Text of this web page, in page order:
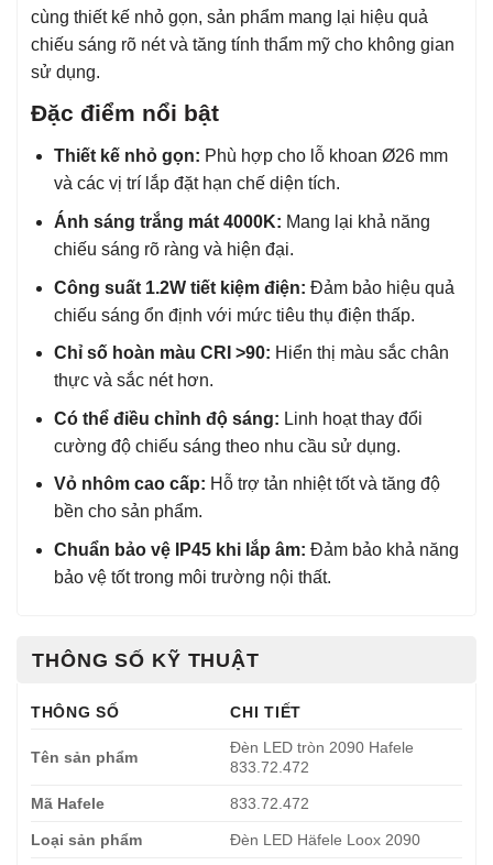
cùng thiết kế nhỏ gọn, sản phẩm mang lại hiệu quả
chiếu sáng rõ nét và tăng tính thẩm mỹ cho không gian
sử dụng.
Đặc điểm nổi bật
Thiết kế nhỏ gọn: Phù hợp cho lỗ khoan Ø26 mm
và các vị trí lắp đặt hạn chế diện tích.
Ánh sáng trắng mát 4000K: Mang lại khả năng
chiếu sáng rõ ràng và hiện đại.
Công suất 1.2W tiết kiệm điện: Đảm bảo hiệu quả
chiếu sáng ổn định với mức tiêu thụ điện thấp.
Chỉ số hoàn màu CRI >90: Hiển thị màu sắc chân
thực và sắc nét hơn.
Có thể điều chỉnh độ sáng: Linh hoạt thay đổi
cường độ chiếu sáng theo nhu cầu sử dụng.
Vỏ nhôm cao cấp: Hỗ trợ tản nhiệt tốt và tăng độ
bền cho sản phẩm.
Chuẩn bảo vệ IP45 khi lắp âm: Đảm bảo khả năng
bảo vệ tốt trong môi trường nội thất.
THÔNG SỐ KỸ THUẬT
THÔNG SỐ CHI TIẾT
Tên sản phẩm
Đèn LED tròn 2090 Hafele
833.72.472
Mã Hafele 833.72.472
Loại sản phẩm Đèn LED Häfele Loox 2090